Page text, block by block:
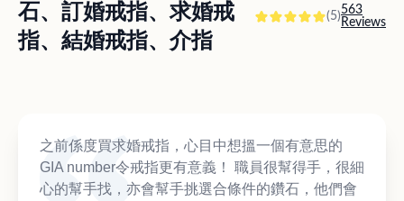
石、訂婚戒指、求婚戒
指、結婚戒指、介指
(5)563
Reviews
之前係度買求婚戒指，心目中想搵一個有意思的
GIA number令戒指更有意義！ 職員很幫得手，很細
心的幫手找，亦會幫手挑選合條件的鑽石，他們會